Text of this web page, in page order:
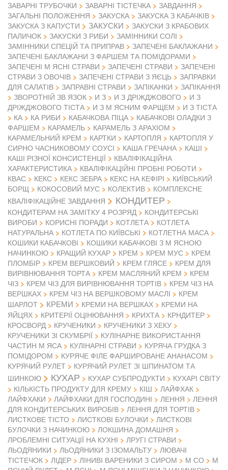
ЗАВАРНІ ТРУБОЧКИ
ЗАВАРНІ ТІСТЕЧКА
ЗАВДАННЯ
ЗАГАЛЬНІ ПОЛОЖЕННЯ
ЗАКУСКА
ЗАКУСКА З КАБАЧКІВ
ЗАКУСКА З КАПУСТИ
ЗАКУСКИ
ЗАКУСКИ З КРАБОВИХ
ПАЛИЧОК
ЗАКУСКИ З РИБИ
ЗАМІННИКИ СОЛІ
ЗАМІННИКИ СПЕЦІЙ ТА ПРИПРАВ
ЗАПЕЧЕНІ БАКЛАЖАНИ
ЗАПЕЧЕНІ БАКЛАЖАНИ З ФАРШЕМ ТА ПОМІДОРАМИ
ЗАПЕЧЕНІ М ЯСНІ СТРАВИ
ЗАПЕЧЕНІ СТРАВИ
ЗАПЕЧЕНІ
СТРАВИ З ОВОЧІВ
ЗАПЕЧЕНІ СТРАВИ З ЯЄЦЬ
ЗАПРАВКИ
ДЛЯ САЛАТІВ
ЗАПРАВНІ СТРАВИ ЗАПІКАНКИ
ЗАПІКАННЯ
ЗВОРОТНІЙ ЗВ ЯЗОК
И З И З ДРІЖДЖОВОГО
И З
ДРІЖДЖОВОГО ТІСТА
И З М ЯСНИМ ФАРЩЕМ
И З ТІСТА
КА
КА РИБИ КАБАЧКОВА ПІЦА
КАБАЧКОВІ ОЛАДКИ З
ФАРШЕМ
КАРАМЕЛЬ
КАРАМЕЛЬ З АРАХІОМ
КАРАМЕЛЬНИЙ КРЕМ
КАРТКИ КАРТОПЛЯ
КАРТОПЛЯ У
СИРНО ЧАСНИКОВОМУ СОУСІ
КАША ГРЕЧАНА
КАШІ
КАШІ РІЗНОЇ КОНСИСТЕНЦІЇ
КВАЛІФІКАЦІЙНА
ХАРАКТЕРИСТИКА
КВАЛІФІКАЦІЙНІ ПРОБНІ РОБОТИ
КВАС
КЕКС КЕКС ЗЕБРА КЕКС НА КЕФІРІ
КИЇВСЬКИЙ
БОРЩ
КОКОСОВИЙ МУС КОЛЕКТИВ
КОМПЛЕКСНЕ
КВАЛІФІКАЦІЙНЕ ЗАВДАННЯ
КОНДИТЕР
КОНДИТЕРАМ НА ЗАМІТКУ 4 РОЗРЯД
КОНДИТЕРСЬКІ
ВИРОБИ
КОРИСНІ ПОРАДИ КОТЛЕТА
КОТЛЕТА
НАТУРАЛЬНА
КОТЛЕТА ПО КИЇВСЬКІ
КОТЛЕТНА МАСА
КОШИКИ КАБАЧКОВІ
КОШИКИ КАБАЧКОВІ З М ЯСНОЮ
НАЧИНКОЮ
КРАЩИЙ КУХАР КРЕМ КРЕМ МУС
КРЕМ
ПЛОМБІР
КРЕМ ВЕРШКОВИЙ КРЕМ ГЛЯСЕ
КРЕМ ДЛЯ
ВИРІВНЮВАННЯ ТОРТА
КРЕМ МАСЛЯНИЙ КРЕМ
КРЕМ
ЧІЗ
КРЕМ ЧІЗ ДЛЯ ВИРІВНЮВАННЯ ТОРТІВ
КРЕМ ЧІЗ НА
ВЕРШКАХ
КРЕМ ЧІЗ НА ВЕРШКОВОМУ МАСЛІ
КРЕМ
ШАРЛОТ
КРЕМИ КРЕМИ НА ВЕРШКАХ
КРЕМИ НА
ЯЙЦЯХ
КРИТЕРІЇ ОЦІНЮВАННЯ КРИХТА
КРНДИТЕР
КРОСВОРД
КРУЧЕНИКИ
КРУЧЕНИКИ З ХЕКУ
КРУЧЕНИКИ ЗІ СКУМБРІЇ
КУЛІНАРНЕ ВИКОРИСТАННЯ
ЧАСТИН М ЯСА
КУЛІНАРНІ СТРАВИ
КУРЯЧА ГРУДКА З
ПОМІДОРОМ
КУРЯЧЕ ФІЛЕ ФАРШИРОВАНЕ АНАНАСОМ
КУРЯЧИЙ РУЛЕТ
КУРЯЧИЙ РУЛЕТ ЗІ ШПИНАТОМ ТА
ШИНКОЮ
КУХАР КУХАР СУБПРОДУКТИ
КУХАРІ СВІТУ
КІЛЬКІСТЬ ПРОДУКТУ ДЛЯ КРЕМУ
КІШ
ЛАЙФХАК
ЛАЙФХАКИ
ЛАЙФХАКИ ДЛЯ ГОСПОДИНІ ЛЕННЯ
ЛЕННЯ
ДЛЯ КОНДИТЕРСЬКИХ ВИРОБІВ
ЛЕННЯ ДЛЯ ТОРТІВ
ЛИСТКОВЕ ТІСТО
ЛИСТКОВІ БУЛОЧКИ
ЛИСТКОВІ
БУЛОЧКИ З НАЧИНКОЮ
ЛОКШИНА ДОМАШНЯ
ЛРОБЛЕМНІ СИТУАЦІЇ НА КУХНІ
ЛРУГІ СТРАВИ
ЛЬОДЯНИКИ
ЛЬОДЯНИКИ З ІЗОМАЛЬТУ
ЛЮВАЧІ
ТІСТЕЧОК
ЛІДЕР ЛІНИВІ ВАРЕНИКИ З СИРОМ М СО
М